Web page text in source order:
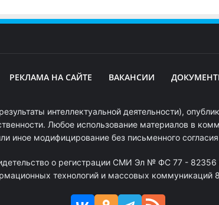
РЕКЛАМА НА САЙТЕ ВАКАНСИИ
интеллектуальной деятельности),
Любое использование материалов в
иное модифицирование без письменного
о регистрации СМИ Эл № ФС 77 -
технологий и массовых коммуникаций